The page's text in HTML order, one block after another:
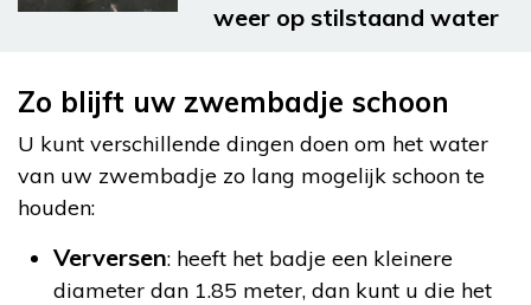
weer op stilstaand water
Zo blijft uw zwembadje schoon
U kunt verschillende dingen doen om het water
van uw zwembadje zo lang mogelijk schoon te
houden:
Verversen: heeft het badje een kleinere
diameter dan 1.85 meter, dan kunt u die het